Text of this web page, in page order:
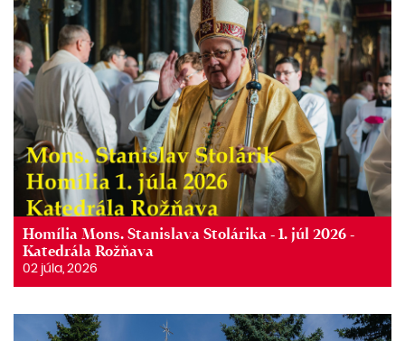
Homília Mons. Stanislava Stolárika - 1. júl 2026 -
Katedrála Rožňava
02 júla, 2026